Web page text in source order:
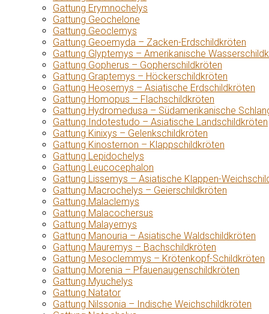
Gattung Erymnochelys
Gattung Geochelone
Gattung Geoclemys
Gattung Geoemyda – Zacken-Erdschildkröten
Gattung Glyptemys – Amerikanische
Gattung Gopherus – Gopherschildkröten
Gattung Graptemys – Höckerschildkröten
Gattung Heosemys – Asiatische Erdschildkröten
Gattung Homopus – Flachschildkröten
Gattung Hydromedusa – Südamerikanische
Gattung Indotestudo – Asiatische Landschildkröten
Gattung Kinixys – Gelenkschildkröten
Gattung Kinosternon – Klappschildkröten
Gattung Lepidochelys
Gattung Leucocephalon
Gattung Lissemys – Asiatische Klappen-
Gattung Macrochelys – Geierschildkröten
Gattung Malaclemys
Gattung Malacochersus
Gattung Malayemys
Gattung Manouria – Asiatische Waldschildkröten
Gattung Mauremys – Bachschildkröten
Gattung Mesoclemmys – Krötenkopf-Schildkröten
Gattung Morenia – Pfauenaugenschildkröten
Gattung Myuchelys
Gattung Natator
Gattung Nilssonia – Indische Weichschildkröten